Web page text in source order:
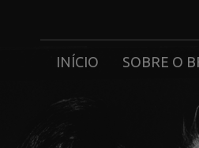
INÍCIO SOBRE O